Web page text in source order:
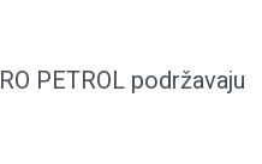
PETROL podržavaju